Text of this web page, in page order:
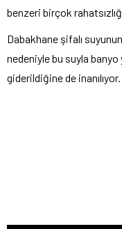
benzeri birçok
Dabakhane şifalı
nedeniyle bu suyla banyo
giderildiğine de inanılıyor.